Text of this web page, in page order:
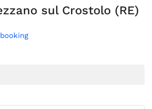
sul Crostolo (RE)